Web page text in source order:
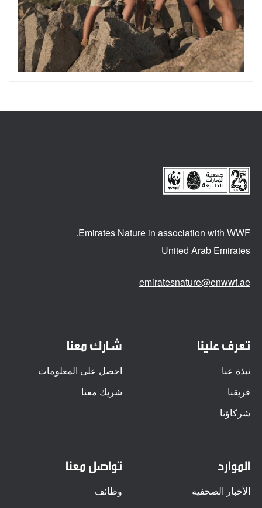
Emirates Nature in association with WWF.
United Arab Emirates
emiratesnature@enwwf.ae
تعرف علينا
نبذة عنا
فريقنا
شركاؤنا
شارك معنا
احصل على المعلومات
شريك معنا
الموارد
الأخبار الصحفية
تواصل معنا
وظائف